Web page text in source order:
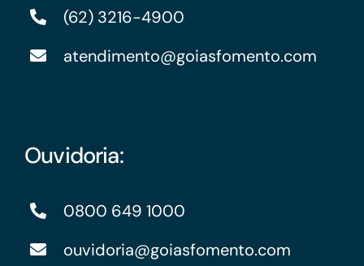
(62) 3216-4900
atendimento@goiasfomento.com
Ouvidoria:
0800 649 1000
ouvidoria@goiasfomento.com